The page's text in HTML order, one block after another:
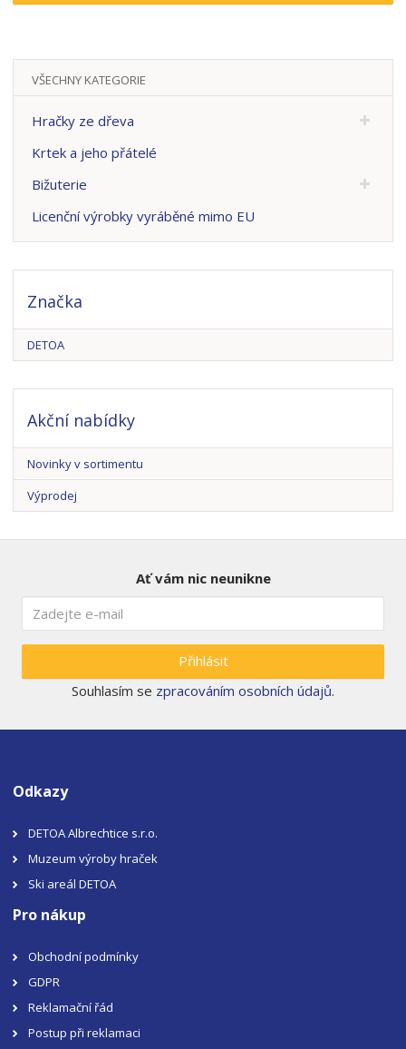
VŠECHNY KATEGORIE
Hračky ze dřeva
Krtek a jeho přátelé
Bižuterie
Licenční výrobky vyráběné mimo EU
Značka
DETOA
Akční nabídky
Novinky v sortimentu
Výprodej
Ať vám nic neunikne
Přihlásit
Souhlasím se zpracováním osobních údajů.
Odkazy
DETOA Albrechtice s.r.o.
Muzeum výroby hraček
Ski areál DETOA
Pro nákup
Obchodní podmínky
GDPR
Reklamační řád
Postup při reklamaci